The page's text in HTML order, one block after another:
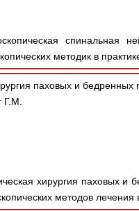
спинальная
методик в
паховых и бедренных
Г.М.
хирургия паховых
методов лечения